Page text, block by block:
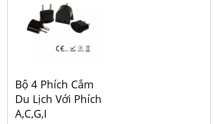
Bộ 4 Phích Cắm
Du Lịch Với Phích
A,C,G,I